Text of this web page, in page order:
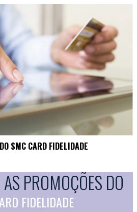
SMC CARD FIDELIDADE
PROMOÇÕES DO
FIDELIDADE